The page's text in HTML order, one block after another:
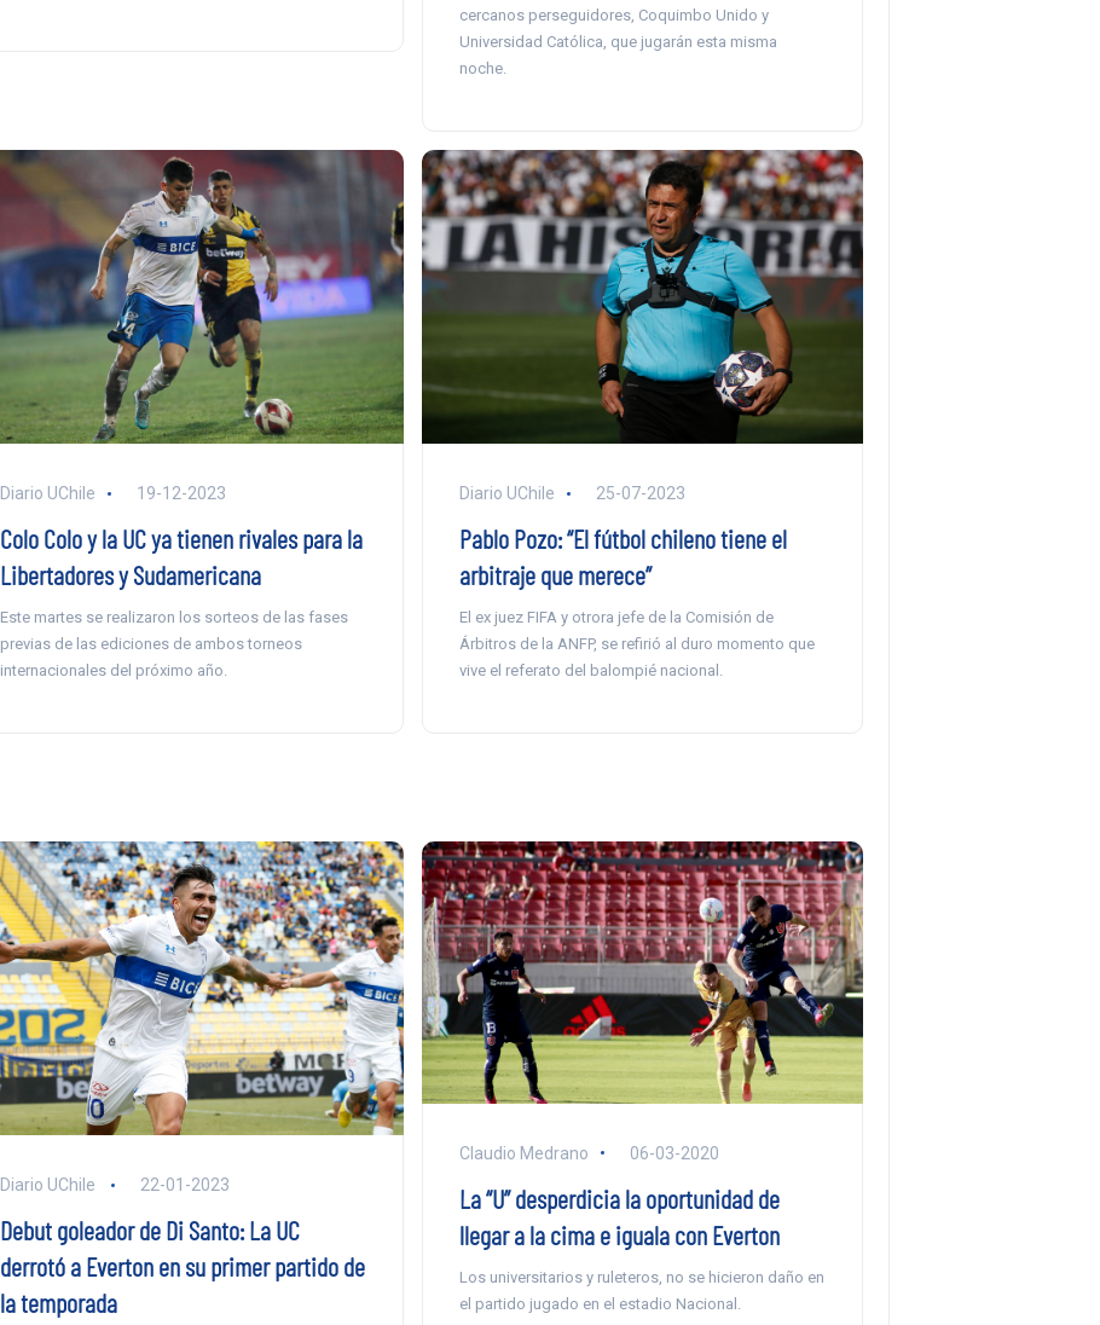
cercanos perseguidores, Coquimbo Unido y
Universidad Católica, que jugarán esta misma
noche.
Diario UChile 19-12-2023
Colo Colo y la UC ya tienen rivales para la
Libertadores y Sudamericana
Este martes se realizaron los sorteos de las fases
previas de las ediciones de ambos torneos
internacionales del próximo año.
Diario UChile 25-07-2023
Pablo Pozo: “El fútbol chileno tiene el
arbitraje que merece”
El ex juez FIFA y otrora jefe de la Comisión de
Árbitros de la ANFP, se refirió al duro momento que
vive el referato del balompié nacional.
Diario UChile 22-01-2023
Debut goleador de Di Santo: La UC
derrotó a Everton en su primer partido de
la temporada
Claudio Medrano 06-03-2020
La “U” desperdicia la oportunidad de
llegar a la cima e iguala con Everton
Los universitarios y ruleteros, no se hicieron daño en
el partido jugado en el estadio Nacional.